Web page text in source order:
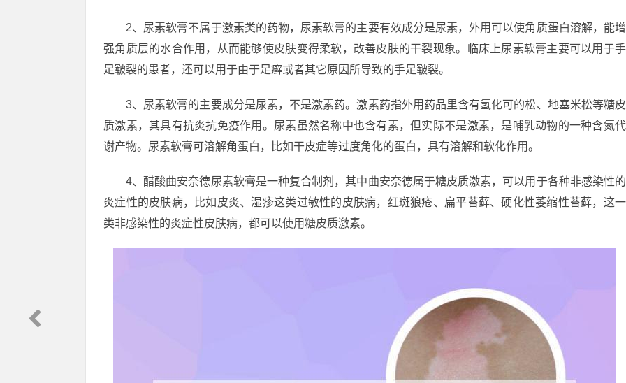
2、尿素软膏不属于激素类的药物，尿素软膏的主要有效成分是尿素，外用可以使角质蛋白溶解，能增
强角质层的水合作用，从而能够使皮肤变得柔软，改善皮肤的干裂现象。临床上尿素软膏主要可以用于手
足皲裂的患者，还可以用于由于足癣或者其它原因所导致的手足皲裂。
3、尿素软膏的主要成分是尿素，不是激素药。激素药指外用药品里含有氢化可的松、地塞米松等糖皮
质激素，其具有抗炎抗免疫作用。尿素虽然名称中也含有素，但实际不是激素，是哺乳动物的一种含氮代
谢产物。尿素软膏可溶解角蛋白，比如干皮症等过度角化的蛋白，具有溶解和软化作用。
4、醋酸曲安奈德尿素软膏是一种复合制剂，其中曲安奈德属于糖皮质激素，可以用于各种非感染性的
炎症性的皮肤病，比如皮炎、湿疹这类过敏性的皮肤病，红斑狼疮、扁平苔藓、硬化性萎缩性苔藓，这一
类非感染性的炎症性皮肤病，都可以使用糖皮质激素。